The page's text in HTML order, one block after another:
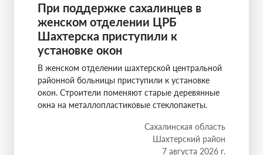
При поддержке сахалинцев в
женском отделении ЦРБ
Шахтерска приступили к
установке окон
В женском отделении шахтерской центральной
районной больницы приступили к установке
окон. Строители поменяют старые деревянные
окна на металлопластиковые стеклопакеты.
Сахалинская область
Шахтерский район
7 августа 2026 г.